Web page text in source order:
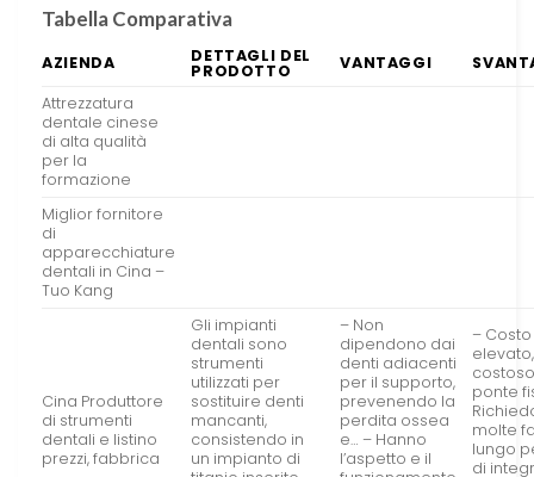
Tabella Comparativa
AZIENDA DETTAGLI DEL
PRODOTTO VANTAGGI
Attrezzatura
dentale cinese
di alta qualità
per la
formazione
Miglior fornitore
di
apparecchiature
dentali in Cina –
Tuo Kang
Cina Produttore
di strumenti
dentali e listino
prezzi, fabbrica
Gli impianti
dentali sono
strumenti
utilizzati per
sostituire denti
mancanti,
consistendo in
un impianto di
– Non
dipendono dai
denti adiacenti
per il supporto,
prevenendo la
perdita ossea
e… – Hanno
l’aspetto e il
– Costo
ponte
molte
lungo
di